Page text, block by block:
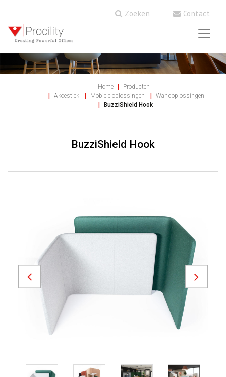
Zoeken Contact
Home
Producten
Akoestiek
Mobiele oplossingen
Wandoplossingen
BuzziShield Hook
BuzziShield Hook
Previous
Op zoek naar een eenvoudige en effectieve manier om privé-